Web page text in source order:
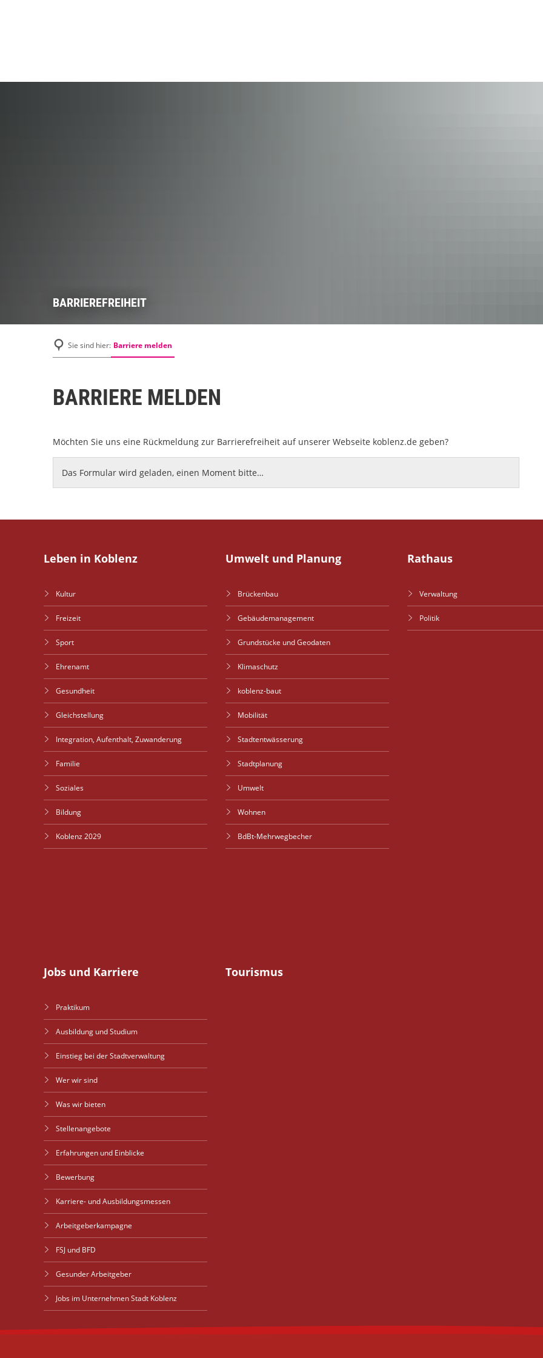
BARRIEREFREIHEIT
Sie sind hier: Barriere melden
BARRIERE MELDEN
Möchten Sie uns eine Rückmeldung zur Barrierefreiheit auf unserer Webseite koblenz.de geben?
Das Formular wird geladen, einen Moment bitte…
Leben in Koblenz
Kultur
Freizeit
Sport
Ehrenamt
Gesundheit
Gleichstellung
Integration, Aufenthalt, Zuwanderung
Familie
Soziales
Bildung
Koblenz 2029
Umwelt und Planung
Brückenbau
Gebäudemanagement
Grundstücke und Geodaten
Klimaschutz
koblenz-baut
Mobilität
Stadtentwässerung
Stadtplanung
Umwelt
Wohnen
BdBt-Mehrwegbecher
Rathaus
Verwaltung
Politik
Jobs und Karriere
Praktikum
Ausbildung und Studium
Einstieg bei der Stadtverwaltung
Wer wir sind
Was wir bieten
Stellenangebote
Erfahrungen und Einblicke
Bewerbung
Karriere- und Ausbildungsmessen
Arbeitgeberkampagne
FSJ und BFD
Gesunder Arbeitgeber
Jobs im Unternehmen Stadt Koblenz
Tourismus